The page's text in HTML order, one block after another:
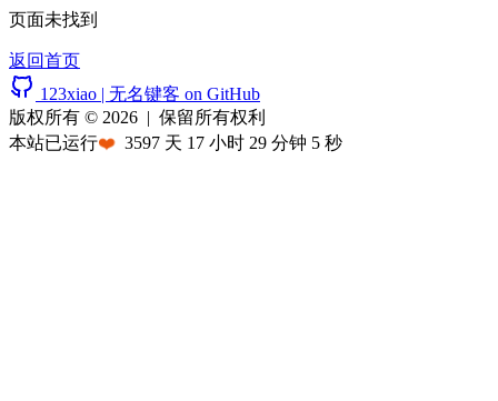
页面未找到
返回首页
123xiao | 无名键客 on GitHub
版权所有 © 2026 | 保留所有权利
本站已运行❤️ 3597 天 17 小时 29 分钟 5 秒